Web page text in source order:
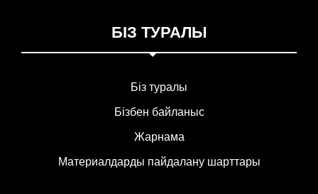
БІЗ ТУРАЛЫ
Біз туралы
Бізбен байланыс
Жарнама
Материалдарды пайдалану шарттары